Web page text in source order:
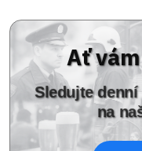
Ať
Sledujte
na